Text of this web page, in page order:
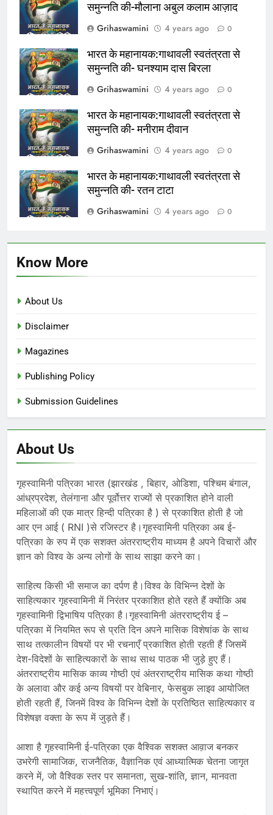
समुन्नति की-मौलाना अबुल कलाम आज़ाद
Grihaswamini
4 years ago 0
भारत के महानायक:गाथावली स्वतंत्रता से
समुन्नति की- घनश्याम दास बिरला
Grihaswamini
4 years ago 0
भारत के महानायक:गाथावली स्वतंत्रता से
समुन्नति की- मनीराम दीवान
Grihaswamini
4 years ago 0
भारत के महानायक:गाथावली स्वतंत्रता से
समुन्नति की- रतन टाटा
Grihaswamini
4 years ago 0
Know More
About Us
Disclaimer
Magazines
Publishing Policy
Submission Guidelines
About Us
गृहस्वामिनी पत्रिका भारत (झारखंड , बिहार, ओडिशा, पश्चिम बंगाल,
आंध्रप्रदेश, तेलंगाना और पूर्वोत्तर राज्यों से प्रकाशित होने वाली
महिलाओं की एक मात्र हिन्दी पत्रिका है ) से प्रकाशित होती है जो
आर एन आई ( RNI )से रजिस्टर है।गृहस्वामिनी पत्रिका अब ई-
पत्रिका के रुप में एक सशक्त अंतरराष्ट्रीय माध्यम है अपने विचारों और
ज्ञान को विश्व के अन्य लोगों के साथ साझा करने का।
साहित्य किसी भी समाज का दर्पण है।विश्व के विभिन्न देशों के
साहित्यकार गृहस्वामिनी में निरंतर प्रकाशित होते रहते हैं क्योंकि अब
गृहस्वामिनी द्विभाषिय पत्रिका है।गृहस्वामिनी अंतरराष्ट्रीय ई –
पत्रिका में नियमित रूप से प्रति दिन अपने मासिक विशेषांक के साथ
साथ तत्कालीन विषयों पर भी रचनाएँ प्रकाशित होती रहती हैं जिसमें
देश-विदेशों के साहित्यकारों के साथ साथ पाठक भी जुड़े हुए हैं।
अंतरराष्ट्रीय मासिक काव्य गोष्ठी एवं अंतरराष्ट्रीय मासिक कथा गोष्ठी
के अलावा और कई अन्य विषयों पर वेबिनार, फेसबुक लाइव आयोजित
होती रहती हैं, जिनमें विश्व के विभिन्न देशों के प्रतिष्ठित साहित्यकार व
विशेषज्ञ वक्ता के रूप में जुड़ते हैं।
आशा है गृहस्वामिनी ई-पत्रिका एक वैश्विक सशक्त आव़ाज बनकर
उभरेगी सामाजिक, राजनैतिक, वैज्ञानिक एवं आध्यात्मिक चेतना जागृत
करने में, जो वैश्विक स्तर पर समानता, सुख-शांति, ज्ञान, मानवता
स्थापित करने में महत्त्वपूर्ण भूमिका निभाएं।